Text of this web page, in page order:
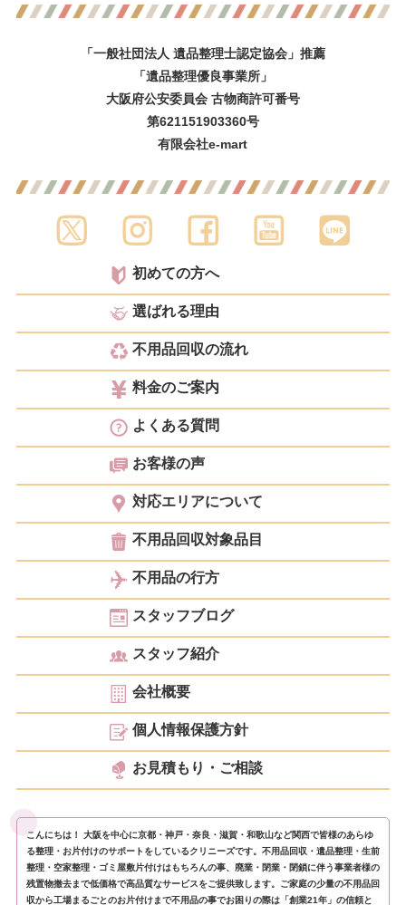
「一般社団法人 遺品整理士認定協会」推薦
「遺品整理優良事業所」
大阪府公安委員会 古物商許可番号
第621151903360号
有限会社e-mart
初めての方へ
選ばれる理由
不用品回収の流れ
料金のご案内
よくある質問
お客様の声
対応エリアについて
不用品回収対象品目
不用品の行方
スタッフブログ
スタッフ紹介
会社概要
個人情報保護方針
お見積もり・ご相談
こんにちは！ 大阪を中心に京都・神戸・奈良・滋賀・和歌山など関西で皆様のあらゆ
る整理・お片付けのサポートをしているクリニーズです。不用品回収・遺品整理・生前
整理・空家整理・ゴミ屋敷片付けはもちろんの事、廃業・閉業・閉鎖に伴う事業者様の
残置物撤去まで低価格で高品質なサービスをご提供致します。ご家庭の少量の不用品回
収から工場まるごとのお片付けまで不用品の事でお困りの際は「創業21年」の信頼と